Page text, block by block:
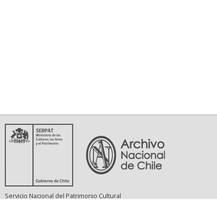
Servicio Nacional del Patrimonio Cultural